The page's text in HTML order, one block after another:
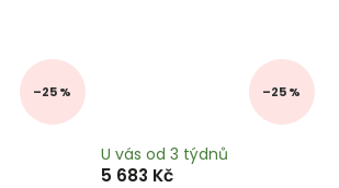
–25 % –25 %
U vás od 3 týdnů
5 683 Kč